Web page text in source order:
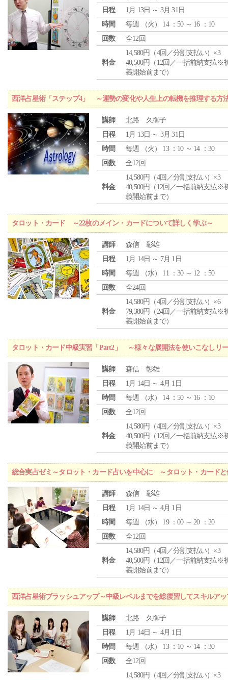
日程
1月 13日 ～ 3月 31日
時間
毎週 （火 ） 14 ：50 ～ 16 ：10
回数
全12回
料金
14,580円（4回／分割支払い）×3
40,500円（12回／一括前納支払※
義開始前まで）
西洋占星術「ステップ4」 ～運勢の変化や人生上の転機を推理する方
講師
北路 久御子
日程
1月 13日 ～ 3月 31日
時間
毎週 （火 ） 13 ：10 ～ 14 ：30
回数
全12回
料金
14,580円（4回／分割支払い）×3
40,500円（12回／一括前納支払※
義開始前まで）
タロット・カード ～22枚のメイン・カードについて詳しく学ぶ～
講師
森信 彰雄
日程
1月 14日 ～ 7月 1日
時間
毎週 （水） 11 ：30 ～ 12 ：50
回数
全24回
料金
14,580円（4回／分割支払い）×6
79,380円（24回／一括前納支払※
義開始前まで）
タロット・カード中級実習「Part2」 ～様々な展開法を使いこなしリ
講師
森信 彰雄
日程
1月 14日 ～ 4月 1日
時間
毎週 （水） 14 ：50 ～ 16 ：10
回数
全12回
料金
14,580円（4回／分割支払い）×3
40,500円（12回／一括前納支払※
義開始前まで）
総合実占ゼミ～タロット・カード占いを中心に ～タロット・カード
講師
森信 彰雄
日程
1月 14日 ～ 4月 1日
時間
毎週 （水） 19 ：00 ～ 20 ：20
回数
全12回
料金
14,580円（4回／分割支払い）×3
40,500円（12回／一括前納支払※
義開始前まで）
西洋占星術ブラッシュアップ～中級レベルまでを総復習してスキルア
講師
北路 久御子
日程
1月 14日 ～ 4月 1日
時間
毎週 （水） 13 ：10 ～ 14 ：30
回数
全12回
14,580円（4回／分割支払い）×3